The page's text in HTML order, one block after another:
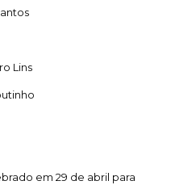
Lins
em 29 de abril para